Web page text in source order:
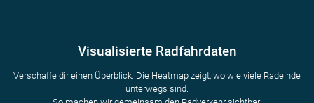
Visualisierte Radfahrdaten
Verschaffe dir einen Überblick: Die Heatmap zeigt, wo wie viele Radelnde
unterwegs sind.